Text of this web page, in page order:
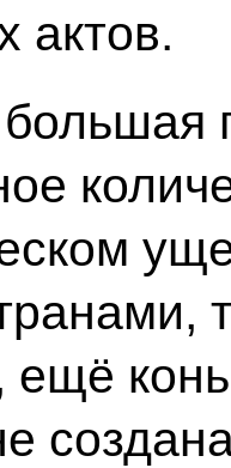
актов.
ещё